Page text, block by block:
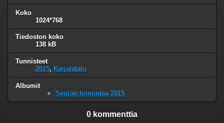
Koko
1024*768
Tiedoston koko
138 kB
Tunnisteet
2015, Karjalatalo
Albumit
Seuran toimintaa 2015
0 kommenttia